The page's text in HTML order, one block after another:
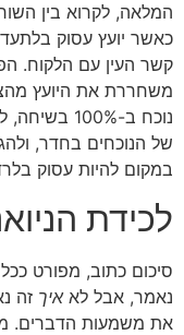
המלאה, לקרוא בין
כאשר יועץ עסוק
קשר העין עם הלקוח.
משחררת את היועץ
נוכח ב-
של הנוכחים בחדר,
במקום להיות עסוק
לכידת
סיכום כתוב, מפורט
נאמר, אבל לאאיך זה
את משמעות הדברים.